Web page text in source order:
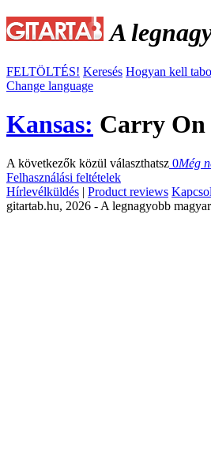
A
FELTÖLTÉS! Keresés Hogyan kell
Change language
Kansas: Carry On
A következők közül választhatsz 0Még
Felhasználási feltételek
Hírlevélküldés | Product reviews
gitartab.hu, 2026 - A legnagyobb